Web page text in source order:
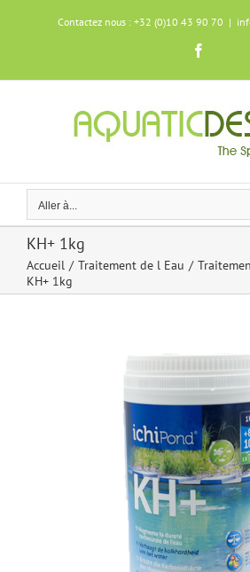
Contactez nous : +32 (0)10 43 90 70 |
Aller à...
KH+ 1kg
Accueil Traitement de l Eau
KH+ 1kg